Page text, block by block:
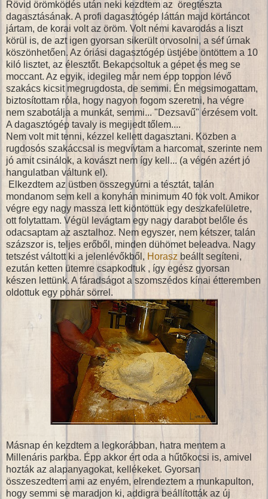
Rövid örömködés után neki kezdtem az öregtészta
dagasztásának. A profi dagasztógép láttán majd körtáncot
jártam, de korai volt az öröm. Volt némi kavarodás a liszt
körül is, de azt igen gyorsan sikerült orvosolni, a séf úrnak
köszönhetően. Az óriási dagasztógép üstjébe öntöttem a 10
kiló lisztet, az élesztőt. Bekapcsoltuk a gépet és meg se
moccant. Az egyik, idegileg már nem épp toppon lévő
szakács kicsit megrugdosta, de semmi. Én megsimogattam,
biztosítottam róla, hogy nagyon fogom szeretni, ha végre
nem szabotálja a munkát, semmi... "Dezsavű" érzésem volt.
A dagasztógép tavaly is megijedt tőlem....
Nem volt mit tenni, kézzel kellett dagasztani. Közben a
rugdosós szakáccsal is megvívtam a harcomat, szerinte nem
jó amit csinálok, a kovászt nem így kell... (a végén azért jó
hangulatban váltunk el).
Elkezdtem az üstben összegyúrni a tésztát, talán
mondanom sem kell a konyhán minimum 40 fok volt. Amikor
végre egy nagy massza lett kiöntöttük egy deszkafelületre,
ott folytattam. Végül levágtam egy nagy darabot belőle és
odacsaptam az asztalhoz. Nem egyszer, nem kétszer, talán
százszor is, teljes erőből, minden dühömet beleadva. Nagy
tetszést váltott ki a jelenlévőkből, Horasz beállt segíteni,
ezután ketten ütemre csapkodtuk , így egész gyorsan
készen lettünk. A fáradságot a szomszédos kínai étteremben
oldottuk egy pohár sörrel.
Másnap én kezdtem a legkorábban, hatra mentem a
Millenáris parkba. Épp akkor ért oda a hűtőkocsi is, amivel
hozták az alapanyagokat, kellékeket. Gyorsan
összeszedtem ami az enyém, elrendeztem a munkapulton,
hogy semmi se maradjon ki, addigra beállították az új